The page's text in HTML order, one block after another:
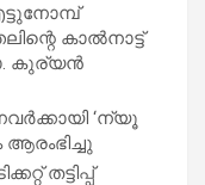
കാൽനാട്ട്
കുര്യൻ
‘ന്യൂ
തട്ടിപ്പ്